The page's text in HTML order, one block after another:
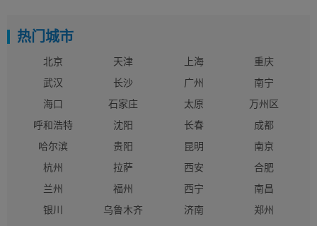
热门城市
北京 天津 上海
重庆
武汉
长沙 广州
南宁
海口
石家庄 太原
万州区
呼和浩特
沈阳 长春
成都
哈尔滨
贵阳 昆明
南京
杭州
拉萨 西安
合肥
兰州
福州 西宁
南昌
银川
乌鲁木齐 济南 郑州